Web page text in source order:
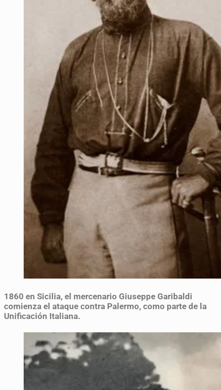
1860 en Sicilia, el mercenario Giuseppe Garibaldi
comienza el ataque contra Palermo, como parte de la
Unificación Italiana.